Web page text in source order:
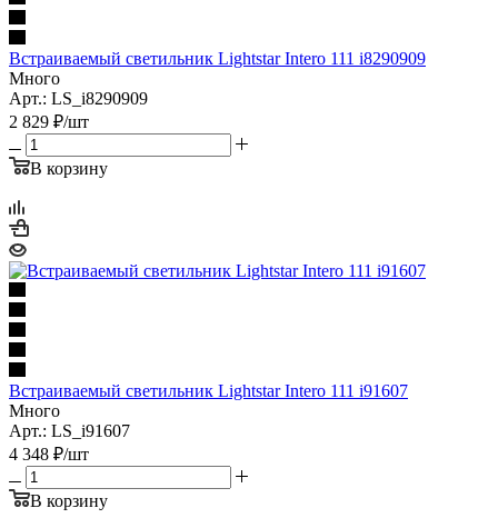
Встраиваемый светильник Lightstar Intero 111 i8290909
Много
Арт.: LS_i8290909
2 829 ₽/шт
В корзину
Встраиваемый светильник Lightstar Intero 111 i91607
Много
Арт.: LS_i91607
4 348 ₽/шт
В корзину